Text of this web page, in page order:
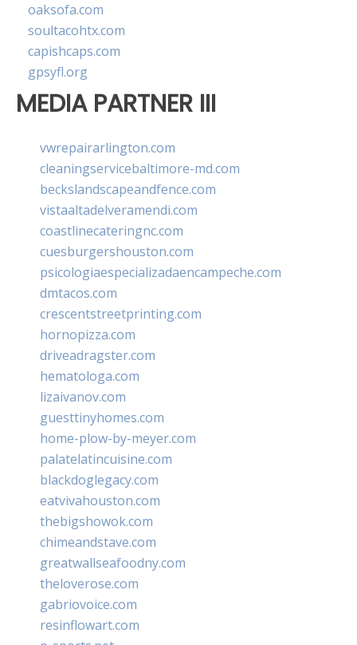
oaksofa.com
soultacohtx.com
capishcaps.com
gpsyfl.org
MEDIA PARTNER III
vwrepairarlington.com
cleaningservicebaltimore-md.com
beckslandscapeandfence.com
vistaaltadelveramendi.com
coastlinecateringnc.com
cuesburgershouston.com
psicologiaespecializadaencampeche.com
dmtacos.com
crescentstreetprinting.com
hornopizza.com
driveadragster.com
hematologa.com
lizaivanov.com
guesttinyhomes.com
home-plow-by-meyer.com
palatelatincuisine.com
blackdoglegacy.com
eatvivahouston.com
thebigshowok.com
chimeandstave.com
greatwallseafoodny.com
theloverose.com
gabriovoice.com
resinflowart.com